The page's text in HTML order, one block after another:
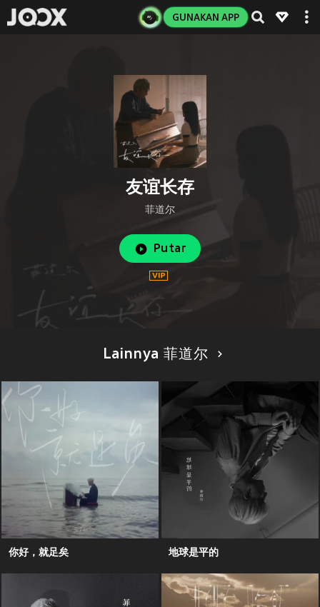
GUNAKAN APP
友谊长存
菲道尔
Putar
Lainnya 菲道尔
你好，就足矣 地球是平的